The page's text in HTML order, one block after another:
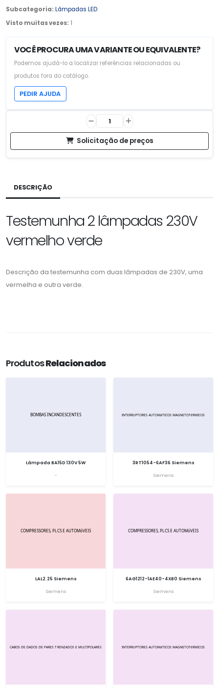
Subcategoria: Lâmpadas LED
Visto muitas vezes: 1
VOCÊ PROCURA UMA VARIANTE OU EQUIVALENTE?
Podemos ajudá-lo a localizar referências relacionadas ou
produtos fora do catálogo.
PEDIR AJUDA
Solicitação de preços
DESCRIÇÃO
Testemunha 2 lâmpadas 230V
vermelho verde
Descrição da testemunha com duas lâmpadas de 230V, uma
vermelha e outra verde.
ProdutosRelacionados
Lâmpada BA15D 130V 5W
-
3RT1054-6AF36 Siemens
Siemens
LAL2.25 Siemens
Siemens
6AG1212-1AE40-4XB0 Siemens
Siemens